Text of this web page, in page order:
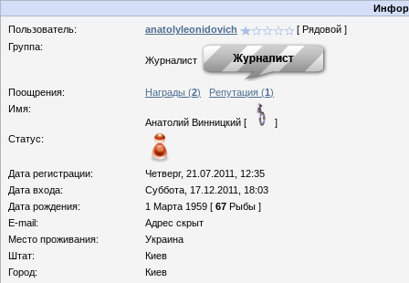
Пользователь:
anatolyleonidovich
[ Рядовой ]
Группа:
Журналист
Поощрения: Награды (2) Репутация (1)
Имя:
Анатолий Винницкий [
]
Статус:
Дата регистрации:
Четверг, 21.07.2011, 12:35
Дата входа:
Суббота, 17.12.2011, 18:03
Дата рождения:
1 Марта 1959 [ 67 Рыбы ]
E-mail:
Адрес скрыт
Место проживания:
Украина
Штат:
Киев
Город:
Киев